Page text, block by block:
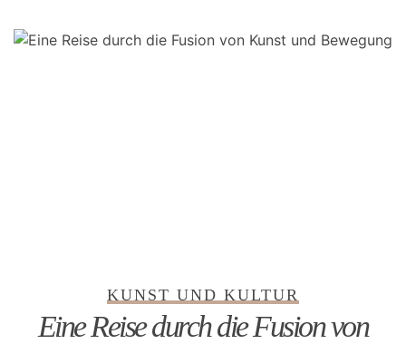
KUNST UND KULTUR
Eine Reise durch die Fusion von